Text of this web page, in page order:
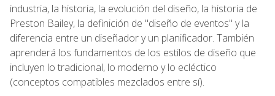
industria, la historia, la evolución del diseño, la historia de
Preston Bailey, la definición de "diseño de eventos" y la
diferencia entre un diseñador y un planificador. También
aprenderá los fundamentos de los estilos de diseño que
incluyen lo tradicional, lo moderno y lo ecléctico
(conceptos compatibles mezclados entre sí).